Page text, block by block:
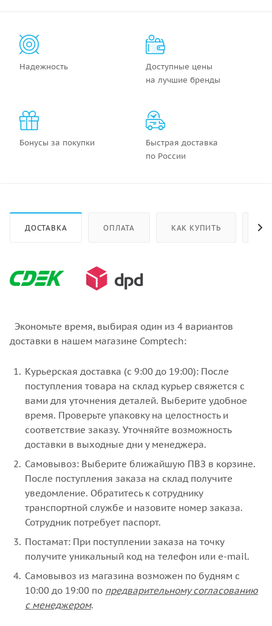
Надежность
Доступные цены
на лучшие бренды
Бонусы за покупки
Быстрая доставка
по России
ДОСТАВКА ОПЛАТА КАК КУПИТЬ
Экономьте время, выбирая один из 4 вариантов
доставки в нашем магазине Comptech:
Курьерская доставка (с 9:00 до 19:00): После
поступления товара на склад курьер свяжется с
вами для уточнения деталей. Выберите удобное
время. Проверьте упаковку на целостность и
соответствие заказу. Уточняйте возможность
доставки в выходные дни у менеджера.
Самовывоз: Выберите ближайшую ПВЗ в корзине.
После поступления заказа на склад получите
уведомление. Обратитесь к сотруднику
транспортной службе и назовите номер заказа.
Сотрудник потребует паспорт.
Постамат: При поступлении заказа на точку
получите уникальный код на телефон или e-mail.
Самовывоз из магазина возможен по будням с
10:00 до 19:00 по предварительному согласованию
с менеджером.